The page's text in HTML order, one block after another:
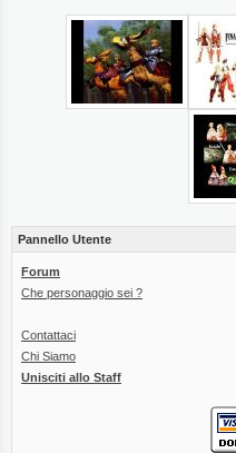
Pannello Utente
Forum
Che personaggio sei ?
Contattaci
Chi Siamo
Unisciti allo Staff